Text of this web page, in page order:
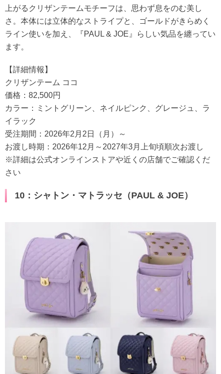
上がるクリザンテームモチーフは、思わず息をのむ美し
さ。本体には立体的なストライプと、ゴールドがきらめく
ライン使いを加え、『PAUL & JOE』らしい気品を纏ってい
ます。
【詳細情報】
クリザンテーム ココ
価格：82,500円
カラー：ミントグリーン、ネイルピンク、グレージュ、ラ
イラック
受注期間：2026年2月2日（月）～
お渡し時期：2026年12月～2027年3月上旬頃順次お渡し
※詳細は公式オンラインストアや近くの店舗でご確認くだ
さい
10：シャトン・マトラッセ（PAUL & JOE）